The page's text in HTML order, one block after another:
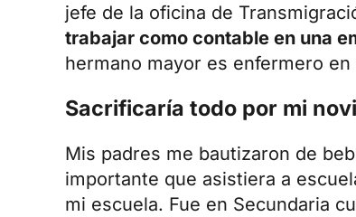
jefe de la oficina de
trabajar como contable en una
hermano mayor es enfermero
Sacrificaría todo por mi
Mis padres me bautizaron de
importante que asistiera a
mi escuela. Fue en Secundaria